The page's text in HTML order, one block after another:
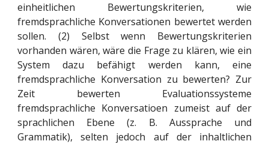
einheitlichen Bewertungskriterien, wie
fremdsprachliche Konversationen bewertet werden
sollen. (2) Selbst wenn Bewertungskriterien
vorhanden wären, wäre die Frage zu klären, wie ein
System dazu befähigt werden kann, eine
fremdsprachliche Konversation zu bewerten? Zur
Zeit bewerten Evaluationssysteme
fremdsprachliche Konversatioen zumeist auf der
sprachlichen Ebene (z. B. Aussprache und
Grammatik), selten jedoch auf der inhaltlichen